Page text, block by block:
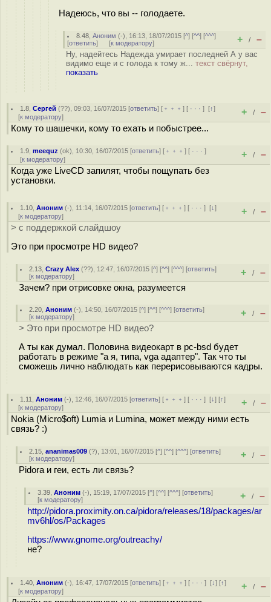
Надеюсь, что вы -- голодаете.
8.48 ,Аноним (-), 16:13, 18/07/2015 [^] [^^] [^^^]
[ответить] [к модератору] + / –
Ну, надейтесь Надежда умирает последней А у вас
видимо еще и с голода к тому ж... текст свёрнут,
показать
1.8 ,Сергей (??), 09:03, 16/07/2015 [ответить] [ ﹢﹢﹢] [ · · ·][↑]
[к модератору] + / –
Кому то шашечки, кому то ехать и побыстрее...
1.9 ,meequz (ok), 10:30, 16/07/2015 [ответить] [ ﹢﹢﹢] [ · · ·]
[к модератору] + / –
Когда уже LiveCD запилят, чтобы пощупать без
установки.
1.10 ,Аноним (-), 11:14, 16/07/2015 [ответить] [ ﹢﹢﹢] [ · · ·][↓]
[к модератору] + / –
> с поддержкой слайдшоу
Это при просмотре HD видео?
2.13 ,Crazy Alex (??), 12:47, 16/07/2015 [^] [^^] [^^^] [ответить]
[к модератору] + / –
Зачем? при отрисовке окна, разумеется
2.20 ,Аноним (-), 14:50, 16/07/2015 [^] [^^] [^^^] [ответить]
[к модератору] + / –
> Это при просмотре HD видео?
А ты как думал. Половина видеокарт в pc-bsd будет
работать в режиме "а я, типа, vga адаптер". Так что ты
сможешь лично наблюдать как перерисовываются кадры.
1.11 ,Аноним (-), 12:46, 16/07/2015 [ответить] [ ﹢﹢﹢] [ · · ·][↓] [↑]
[к модератору] + / –
Nokia (Micro$oft) Lumia и Lumina, может между ними есть
связь? :)
2.15 ,ananimas009 (?), 13:01, 16/07/2015 [^] [^^] [^^^] [ответить]
[к модератору] + / –
Pidora и геи, есть ли связь?
3.39 ,Аноним (-), 15:19, 17/07/2015 [^] [^^] [^^^] [ответить]
[к модератору] + / –
http://pidora.proximity.on.ca/pidora/releases/18/packages/ar
mv6hl/os/Packages
https://www.gnome.org/outreachy/
не?
1.40 ,Аноним (-), 16:47, 17/07/2015 [ответить] [ ﹢﹢﹢] [ · · ·][↓] [↑]
[к модератору] + / –